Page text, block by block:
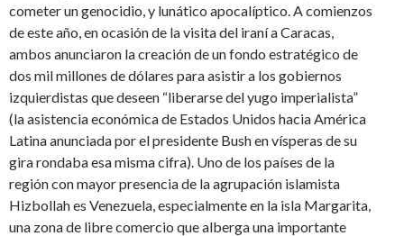
cometer un genocidio, y lunático apocalíptico. A comienzos
de este año, en ocasión de la visita del iraní a Caracas,
ambos anunciaron la creación de un fondo estratégico de
dos mil millones de dólares para asistir a los gobiernos
izquierdistas que deseen “liberarse del yugo imperialista”
(la asistencia económica de Estados Unidos hacia América
Latina anunciada por el presidente Bush en vísperas de su
gira rondaba esa misma cifra). Uno de los países de la
región con mayor presencia de la agrupación islamista
Hizbollah es Venezuela, especialmente en la isla Margarita,
una zona de libre comercio que alberga una importante